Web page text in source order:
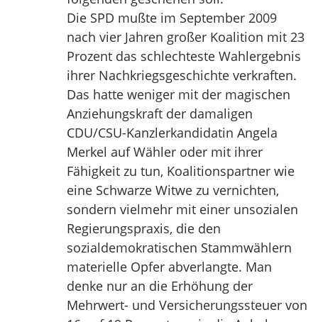
Die SPD mußte im September 2009
nach vier Jahren großer Koalition mit 23
Prozent das schlechteste Wahlergebnis
ihrer Nachkriegsgeschichte verkraften.
Das hatte weniger mit der magischen
Anziehungskraft der damaligen
CDU/CSU-Kanzlerkandidatin Angela
Merkel auf Wähler oder mit ihrer
Fähigkeit zu tun, Koalitionspartner wie
eine Schwarze Witwe zu vernichten,
sondern vielmehr mit einer unsozialen
Regierungspraxis, die den
sozialdemokratischen Stammwählern
materielle Opfer abverlangte. Man
denke nur an die Erhöhung der
Mehrwert- und Versicherungssteuer von